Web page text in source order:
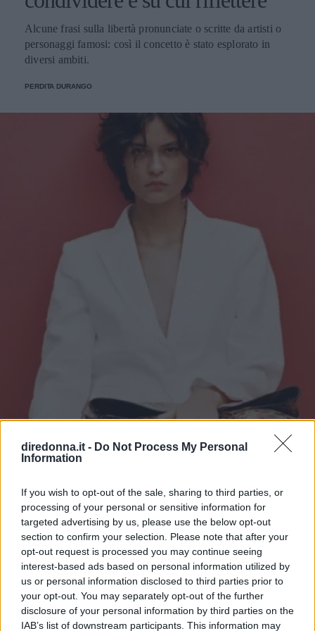
diredonna.it - Do Not Process My Personal
Information
If you wish to opt-out of the sale, sharing to third parties, or
processing of your personal or sensitive information for
targeted advertising by us, please use the below opt-out
section to confirm your selection. Please note that after your
opt-out request is processed you may continue seeing
interest-based ads based on personal information utilized by
us or personal information disclosed to third parties prior to
your opt-out. You may separately opt-out of the further
disclosure of your personal information by third parties on the
IAB’s list of downstream participants. This information may
Alcune frasi sulla libertà pronunciate o scritte da artisti o
personaggi famosi: così il concetto è stato esplorato in
diversi ambiti.
PERDITA DURANGO
Tailleur cerimonia 2025
economici: i più belli di Zara,
Zalando, H&M, Mango e altri
Da Zara a H&M, passando per Mango e Stradivarius: la
bella stagione alle porte significa solo una cosa,
"cerimonie" e per arrivarci al meglio si può dare
un'occhiata nella sezione tailleur di questi brand.
NATASCIA_ALIBANI